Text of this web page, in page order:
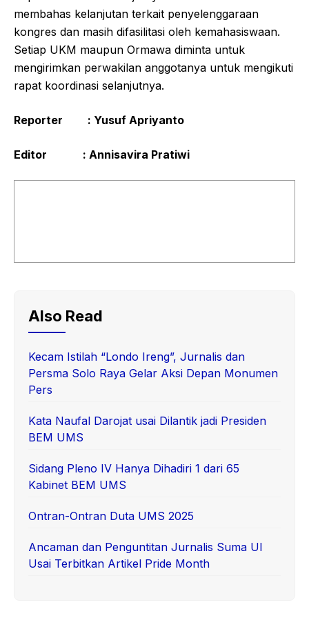
membahas kelanjutan terkait penyelenggaraan
kongres dan masih difasilitasi oleh kemahasiswaan.
Setiap UKM maupun Ormawa diminta untuk
mengirimkan perwakilan anggotanya untuk mengikuti
rapat koordinasi selanjutnya.
Reporter : Yusuf Apriyanto
Editor : Annisavira Pratiwi
Also Read
Kecam Istilah “Londo Ireng”, Jurnalis dan
Persma Solo Raya Gelar Aksi Depan Monumen
Pers
Kata Naufal Darojat usai Dilantik jadi Presiden
BEM UMS
Sidang Pleno IV Hanya Dihadiri 1 dari 65
Kabinet BEM UMS
Ontran-Ontran Duta UMS 2025
Ancaman dan Penguntitan Jurnalis Suma UI
Usai Terbitkan Artikel Pride Month